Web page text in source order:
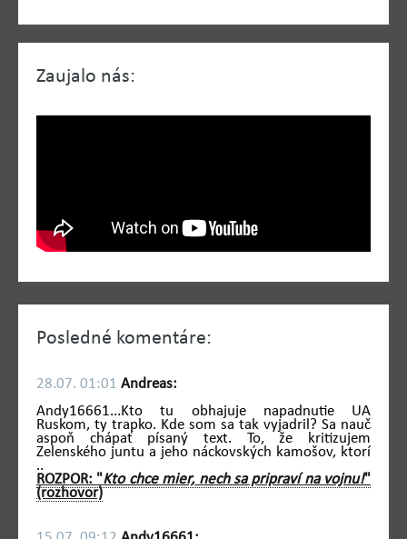
Zaujalo nás:
Posledné komentáre:
28.07. 01:01 Andreas:
Andy16661...Kto tu obhajuje napadnutie UA
Ruskom, ty trapko. Kde som sa tak vyjadril? Sa nauč
aspoň chápať písaný text. To, že kritizujem
Zelenského juntu a jeho náckovských kamošov, ktorí
..
ROZPOR: "Kto chce mier, nech sa pripraví na vojnu!"
(rozhovor)